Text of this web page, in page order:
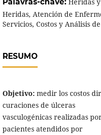
Heridas, Atención de
Servicios, Costos y Análisis
RESUMO
Objetivo:medir los costos
curaciones de úlceras
vasculogénicas realizadas
pacientes atendidos por